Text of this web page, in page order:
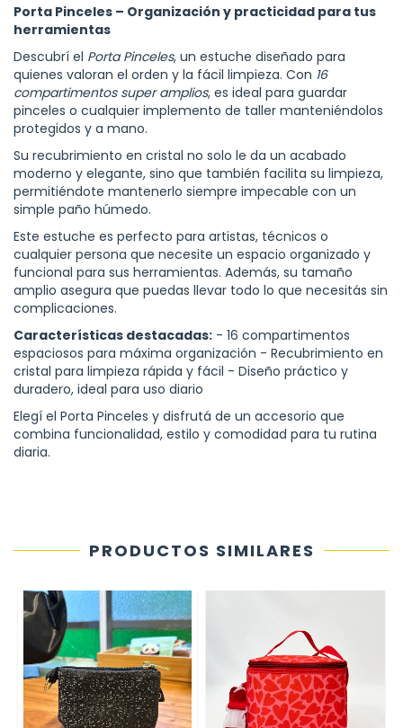
Porta Pinceles – Organización y practicidad para tus
herramientas
Descubrí el Porta Pinceles, un estuche diseñado para
quienes valoran el orden y la fácil limpieza. Con 16
compartimentos super amplios, es ideal para guardar
pinceles o cualquier implemento de taller manteniéndolos
protegidos y a mano.
Su recubrimiento en cristal no solo le da un acabado
moderno y elegante, sino que también facilita su limpieza,
permitiéndote mantenerlo siempre impecable con un
simple paño húmedo.
Este estuche es perfecto para artistas, técnicos o
cualquier persona que necesite un espacio organizado y
funcional para sus herramientas. Además, su tamaño
amplio asegura que puedas llevar todo lo que necesitás sin
complicaciones.
Características destacadas: - 16 compartimentos
espaciosos para máxima organización - Recubrimiento en
cristal para limpieza rápida y fácil - Diseño práctico y
duradero, ideal para uso diario
Elegí el Porta Pinceles y disfrutá de un accesorio que
combina funcionalidad, estilo y comodidad para tu rutina
diaria.
PRODUCTOS SIMILARES